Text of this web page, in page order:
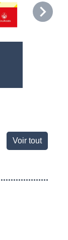
chevron_right
Voir tout